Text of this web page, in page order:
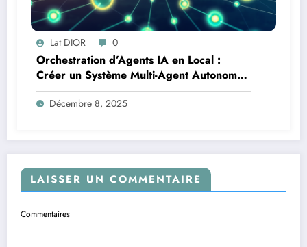
Lat DIOR 0
Orchestration d’Agents IA en Local :
Créer un Système Multi-Agent Autonome
avec TinyLlama
Décembre 8, 2025
LAISSER UN COMMENTAIRE
Commentaires